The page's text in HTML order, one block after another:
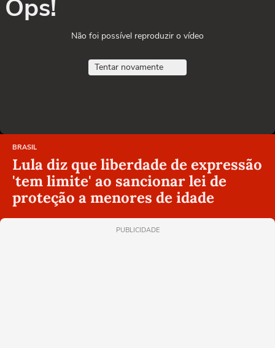
Ops!
Não foi possível reproduzir o vídeo
Tentar novamente
BRASIL
Lula diz que liberdade de expressão
'tem limite' ao sancionar lei de
proteção a menores de idade
PUBLICIDADE